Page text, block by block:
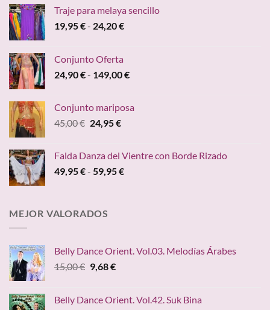
Traje para melaya sencillo
19,95€- 24,20€Rango
19,95 €
Conjunto Oferta
24,90€- 149,00€Rango
desde
149,00 €
Conjunto mariposa
45,00€ El
era:
45,00 €.
24,95€El
es:
24,95 €.
Falda Danza del Vientre con Borde Rizado
49,95€- 59,95€Rango
59,95 €
MEJOR VALORADOS
Belly Dance Orient. Vol.03. Melodías Árabes
15,00€ El
era:
9,68€El
es:
Belly Dance Orient. Vol.42. Suk Bina